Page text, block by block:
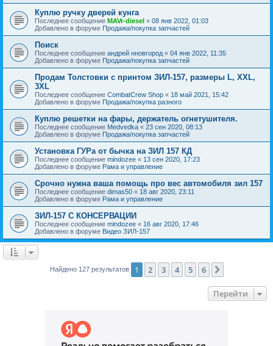
Куплю ручку дверей кунга
Последнее сообщение MAVr-diesel « 08 янв 2022, 01:03
Добавлено в форуме Продажа/покупка запчастей
Поиск
Последнее сообщение андрей нновгород « 04 янв 2022, 11:35
Добавлено в форуме Продажа/покупка запчастей
Продам Толстовки с принтом ЗИЛ-157, размеры L, XXL,
3XL
Последнее сообщение CombatCrew Shop « 18 май 2021, 15:42
Добавлено в форуме Продажа/покупка разного
Куплю решетки на фары, держатель огнетушителя.
Последнее сообщение Medvedka « 23 сен 2020, 08:13
Добавлено в форуме Продажа/покупка запчастей
Установка ГУРа от бычка на ЗИЛ 157 КД
Последнее сообщение mindozee « 13 сен 2020, 17:23
Добавлено в форуме Рама и управление
Срочно нужна ваша помощь про вес автомобиля зил 157
Последнее сообщение dimas50 « 18 авг 2020, 23:11
Добавлено в форуме Рама и управление
ЗИЛ-157 С КОНСЕРВАЦИИ
Последнее сообщение mindozee « 16 авг 2020, 17:46
Добавлено в форуме Видео ЗИЛ-157
Найдено 127 результатов 1 2 3 4 5 6
Перейти